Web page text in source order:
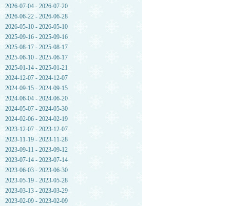
2026-07-04 - 2026-07-20
2026-06-22 - 2026-06-28
2026-05-10 - 2026-05-10
2025-09-16 - 2025-09-16
2025-08-17 - 2025-08-17
2025-06-10 - 2025-06-17
2025-01-14 - 2025-01-21
2024-12-07 - 2024-12-07
2024-09-15 - 2024-09-15
2024-06-04 - 2024-06-20
2024-05-07 - 2024-05-30
2024-02-06 - 2024-02-19
2023-12-07 - 2023-12-07
2023-11-19 - 2023-11-28
2023-09-11 - 2023-09-12
2023-07-14 - 2023-07-14
2023-06-03 - 2023-06-30
2023-05-19 - 2023-05-28
2023-03-13 - 2023-03-29
2023-02-09 - 2023-02-09